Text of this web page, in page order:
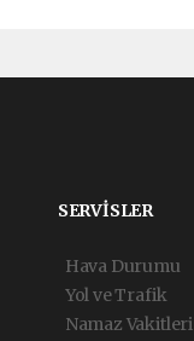
SERVİSLER
Hava Durumu
Yol ve Trafik
Namaz Vakitleri